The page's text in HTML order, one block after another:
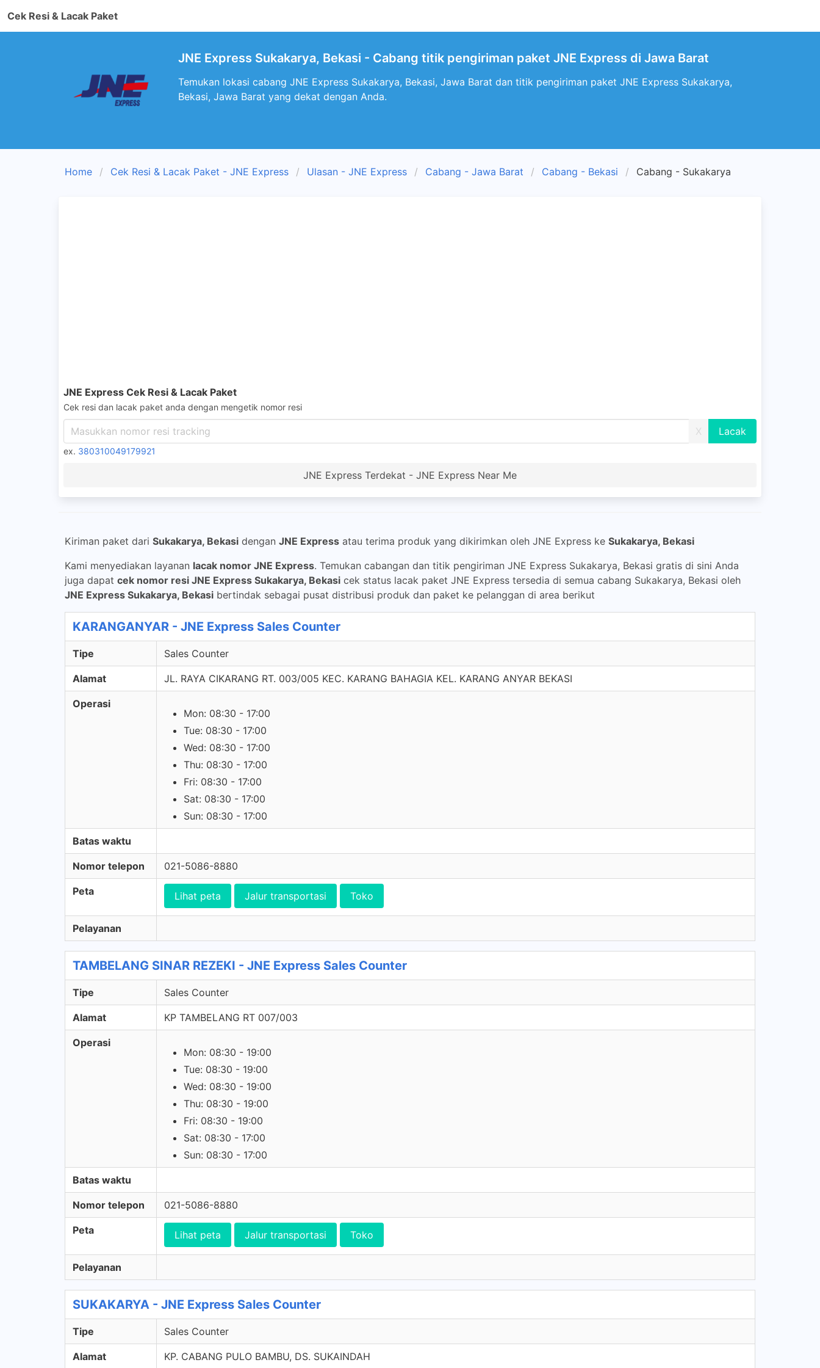
Cek Resi & Lacak Paket
JNE Express Sukakarya, Bekasi - Cabang titik pengiriman paket JNE Express di Jawa Barat
Temukan lokasi cabang JNE Express Sukakarya, Bekasi, Jawa Barat dan titik pengiriman paket JNE Express Sukakarya,
Bekasi, Jawa Barat yang dekat dengan Anda.
Home Cek Resi & Lacak Paket - JNE Express Ulasan - JNE Express Cabang - Jawa Barat Cabang - Bekasi Cabang - Sukakarya
JNE Express Cek Resi & Lacak Paket
Cek resi dan lacak paket anda dengan mengetik nomor resi
X
ex. 380310049179921
JNE Express Terdekat - JNE Express Near Me
Kiriman paket dari Sukakarya, Bekasi dengan JNE Express atau terima produk yang dikirimkan oleh JNE Express ke Sukakarya, Bekasi
Kami menyediakan layanan lacak nomor JNE Express. Temukan cabangan dan titik pengiriman JNE Express Sukakarya, Bekasi gratis di sini Anda
juga dapat cek nomor resi JNE Express Sukakarya, Bekasi cek status lacak paket JNE Express tersedia di semua cabang Sukakarya, Bekasi oleh
JNE Express Sukakarya, Bekasi bertindak sebagai pusat distribusi produk dan paket ke pelanggan di area berikut
KARANGANYAR - JNE Express Sales Counter
Tipe Sales Counter
Alamat JL. RAYA CIKARANG RT. 003/005 KEC. KARANG BAHAGIA KEL. KARANG ANYAR BEKASI
Operasi
Mon: 08:30 - 17:00
Tue: 08:30 - 17:00
Wed: 08:30 - 17:00
Thu: 08:30 - 17:00
Fri: 08:30 - 17:00
Sat: 08:30 - 17:00
Sun: 08:30 - 17:00
Batas waktu
Nomor telepon 021-5086-8880
Peta Lihat peta Jalur transportasi Toko
Pelayanan
TAMBELANG SINAR REZEKI - JNE Express Sales Counter
Tipe Sales Counter
Alamat KP TAMBELANG RT 007/003
Operasi
Mon: 08:30 - 19:00
Tue: 08:30 - 19:00
Wed: 08:30 - 19:00
Thu: 08:30 - 19:00
Fri: 08:30 - 19:00
Sat: 08:30 - 17:00
Sun: 08:30 - 17:00
Batas waktu
Nomor telepon 021-5086-8880
Peta Lihat peta Jalur transportasi Toko
Pelayanan
SUKAKARYA - JNE Express Sales Counter
Tipe Sales Counter
Alamat KP. CABANG PULO BAMBU, DS. SUKAINDAH